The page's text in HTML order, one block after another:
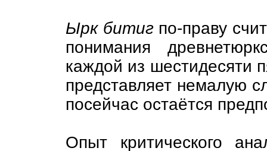
Ырк битигпо-праву
понимания
каждой из шестидесяти
представляет немалую
посейчас остаётся
Опыт критического